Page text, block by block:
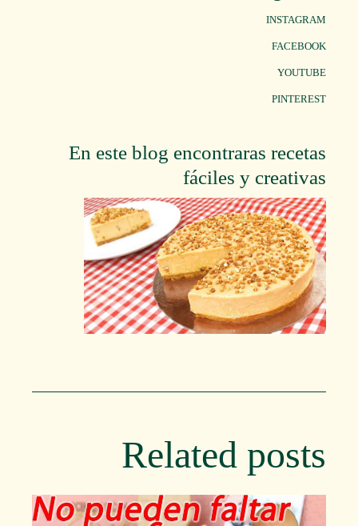
INSTAGRAM
FACEBOOK
YOUTUBE
PINTEREST
En este blog encontraras recetas
fáciles y creativas
Related posts